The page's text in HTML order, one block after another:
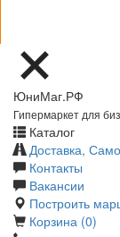
ЮниМаг.РФ
Гипермаркет для
Каталог
Доставка,
Контакты
Вакансии
Построить
Корзина (0)